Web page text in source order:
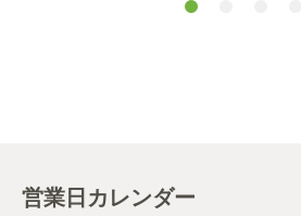
ーパウダー＞
営業日カレンダー